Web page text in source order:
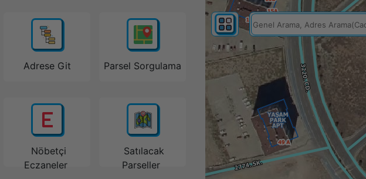
Adrese Git Parsel Sorgulama
Nöbetçi
Eczaneler
Satılacak
Parseller